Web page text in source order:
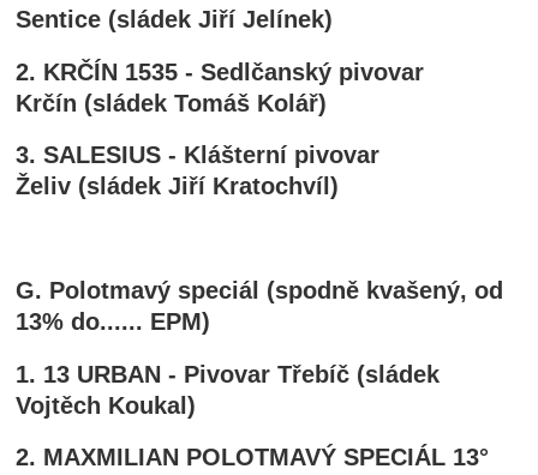
Sentice (sládek Jiří Jelínek)
2. KRČÍN 1535 - Sedlčanský pivovar
Krčín (sládek Tomáš Kolář)
3. SALESIUS - Klášterní pivovar
Želiv (sládek Jiří Kratochvíl)
G. Polotmavý speciál (spodně kvašený, od
13% do...... EPM)
1. 13 URBAN - Pivovar Třebíč (sládek
Vojtěch Koukal)
2. MAXMILIAN POLOTMAVÝ SPECIÁL 13°